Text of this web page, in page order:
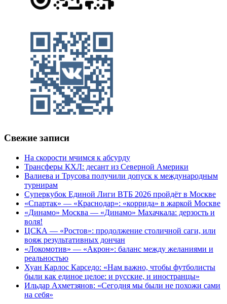
Свежие записи
На скорости мчимся к абсурду
Трансферы КХЛ: десант из Северной Америки
Валиева и Трусова получили допуск к международным
турнирам
Суперкубок Единой Лиги ВТБ 2026 пройдёт в Москве
«Спартак» — «Краснодар»: «коррида» в жаркой Москве
«Динамо» Москва — «Динамо» Махачкала: дерзость и
воля!
ЦСКА — «Ростов»: продолжение столичной саги, или
вояж результативных дончан
«Локомотив» — «Акрон»: баланс между желаниями и
реальностью
Хуан Карлос Карседо: «Нам важно, чтобы футболисты
были как единое целое: и русские, и иностранцы»
Ильдар Ахметзянов: «Сегодня мы были не похожи сами
на себя»